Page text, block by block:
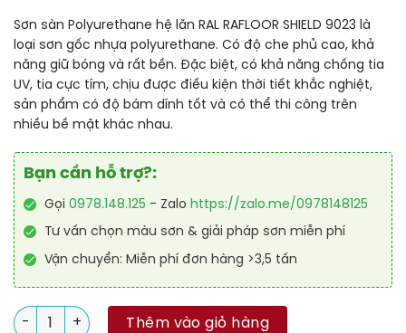
Sơn sàn Polyurethane hệ lăn RAL RAFLOOR SHIELD 9023 là
loại sơn gốc nhựa polyurethane. Có độ che phủ cao, khả
năng giữ bóng và rất bền. Đặc biệt, có khả năng chống tia
UV, tia cực tím, chịu được điều kiện thời tiết khắc nghiệt,
sản phẩm có độ bám dính tốt và có thể thi công trên
nhiều bề mặt khác nhau.
Bạn cần hỗ trợ?:
Gọi 0978.148.125 - Zalo https://zalo.me/0978148125
Tư vấn chọn màu sơn & giải pháp sơn miễn phí
Vận chuyển: Miễn phí đơn hàng >3,5 tấn
Sơn sàn Polyurethane hệ lăn RAL RAFLOOR SHIELD 9023 số
Thêm vào giỏ hàng